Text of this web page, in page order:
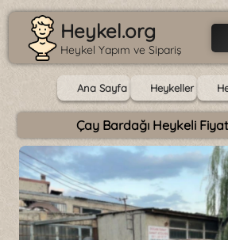
Heykel.org
Heykel Yapım ve Sipariş
Ana Sayfa Heykeller
Çay Bardağı Heykeli Fiyatı